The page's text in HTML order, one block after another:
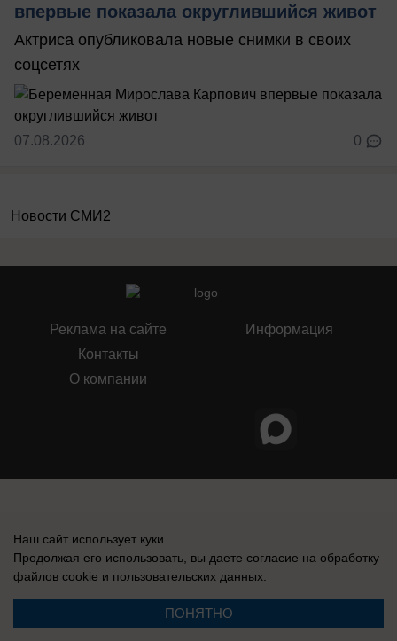
впервые показала округлившийся живот
Актриса опубликовала новые снимки в своих
соцсетях
07.08.2026 0
Новости СМИ2
Реклама на сайте
Контакты
О компании
Информация
Наш сайт использует куки.
Продолжая его использовать, вы даете согласие на обработку
файлов cookie и пользовательских данных.
ПОНЯТНО